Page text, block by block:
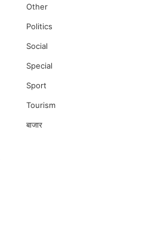
Other
Politics
Social
Special
Sport
Tourism
बाजार